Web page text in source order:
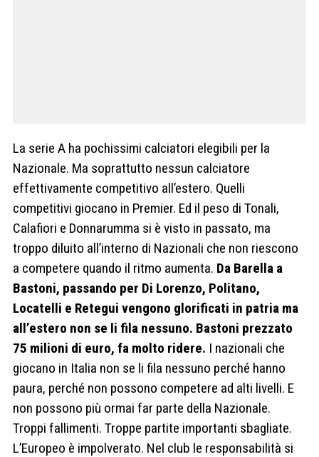
La serie A ha pochissimi calciatori elegibili per la
Nazionale. Ma soprattutto nessun calciatore
effettivamente competitivo all’estero. Quelli
competitivi giocano in Premier. Ed il peso di Tonali,
Calafiori e Donnarumma si è visto in passato, ma
troppo diluito all’interno di Nazionali che non riescono
a competere quando il ritmo aumenta. Da Barella a
Bastoni, passando per Di Lorenzo, Politano,
Locatelli e Retegui vengono glorificati in patria ma
all’estero non se li fila nessuno. Bastoni prezzato
75 milioni di euro, fa molto ridere. I nazionali che
giocano in Italia non se li fila nessuno perché hanno
paura, perché non possono competere ad alti livelli. E
non possono più ormai far parte della Nazionale.
Troppi fallimenti. Troppe partite importanti sbagliate.
L’Europeo è impolverato. Nel club le responsabilità si